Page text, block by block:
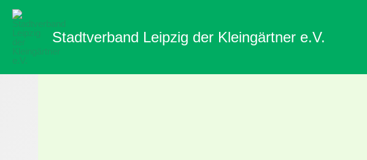
Zum
Inhalt
springen
Stadtverband Leipzig der Kleingärtner e.V.